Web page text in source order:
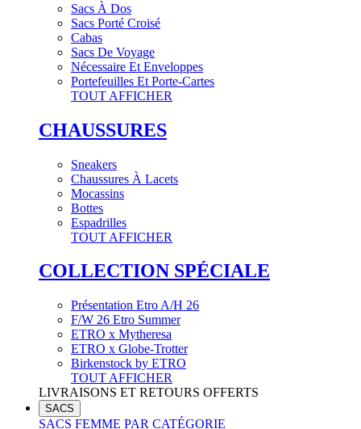
Sacs À Dos
Sacs Porté Croisé
Cabas
Sacs De Voyage
Nécessaire Et Enveloppes
Portefeuilles Et Porte-Cartes
TOUT AFFICHER
CHAUSSURES
Sneakers
Chaussures À Lacets
Mocassins
Bottes
Espadrilles
TOUT AFFICHER
COLLECTION SPÉCIALE
Présentation Etro A/H 26
F/W 26 Etro Summer
ETRO x Mytheresa
ETRO x Globe-Trotter
Birkenstock by ETRO
TOUT AFFICHER
LIVRAISONS ET RETOURS OFFERTS
SACS
SACS FEMME PAR CATÉGORIE